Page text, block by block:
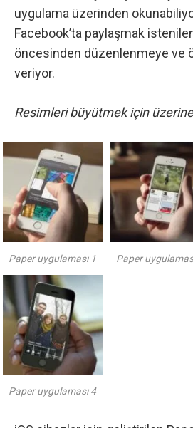
uygulama üzerinden
Facebook’ta paylaşmak
öncesinden düzenlenmeye ve
veriyor.
Resimleri büyütmek için üzerine
Paper uygulaması 1 Paper
Paper uygulaması 4